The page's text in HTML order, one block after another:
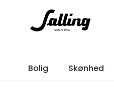
Bolig Skønhed